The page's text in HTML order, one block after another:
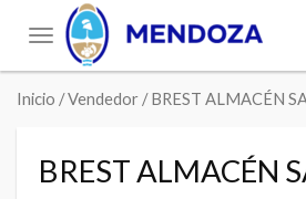
Toggle
navigation
Inicio / Vendedor / BREST ALMACÉN
BREST ALMACÉN